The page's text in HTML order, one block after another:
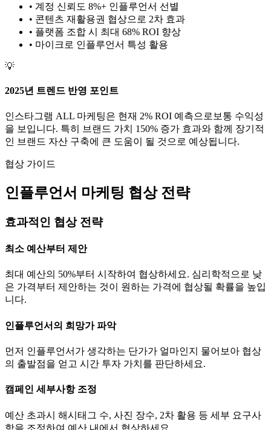
• 계정 신뢰도 8%+ 인플루언서 선별
• 콘텐츠 재활용권 협상으로 2차 효과
• 플랫폼 조합 시 최대 68% ROI 향상
• 마이크로 인플루언서 특성 활용
💡
2025년 트렌드 반영 포인트
인스타그램 ALL 마케팅은 현재 2% ROI 예측으로 보통 수익성
을 보입니다. 특히 브랜드 가치
150% 증가 효과와 함께 장기적
인 브랜드 자산 구축에 큰 도움이 될 것으로 예상됩니다.
협상 가이드
인플루언서 마케팅 협상 전략
효과적인 협상 전략
최소 예산부터 제안
최대 예산의 50%부터 시작하여 협상하세요. 심리학적으로 낮
은 가격부터 제안하는 것이 원하는 가격에 협상될 확률을 높입
니다.
인플루언서의 희망가 파악
먼저 인플루언서가 생각하는 단가가 얼마인지 물어보아 협상
의 출발점을 얻고 시간 투자 가치를 판단하세요.
캠페인 세부사항 조정
예산 초과시 해시태그 수, 사진 장수, 2차 활용 등 세부 요구사
항을 조정하여 예산 내에서 협상하세요.